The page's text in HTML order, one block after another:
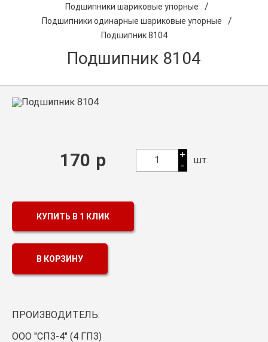
О компании
Каталог продукции
Подшипники шариковые упорные /
Подшипники одинарные шариковые упорные /
Подшипник 8104
Подшипник 8104
170 р 1
+
-
шт.
КУПИТЬ В 1 КЛИК
В КОРЗИНУ
ПРОИЗВОДИТЕЛЬ:
ООО "СПЗ-4" (4 ГПЗ)